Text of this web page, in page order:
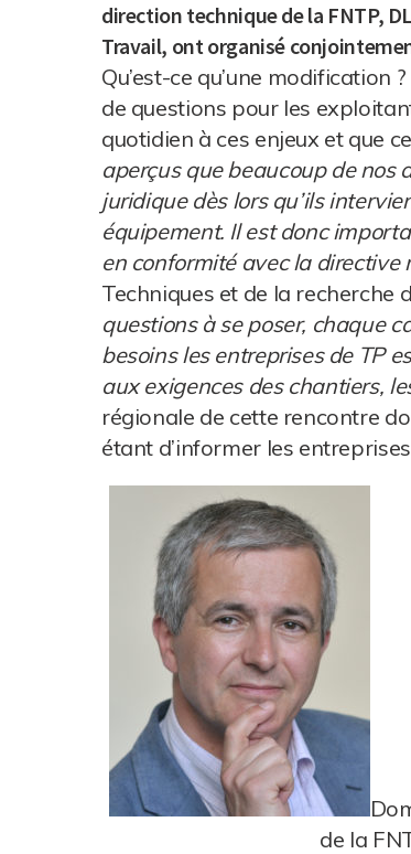
direction technique de la FNTP,
Travail, ont organisé
Qu’est-ce qu’une modification
de questions pour les
quotidien à ces enjeux et que
aperçus que beaucoup de nos
juridique dès lors qu’ils
équipement. Il est donc
en conformité avec la directive
Techniques et de la recherche
questions à se poser, chaque
besoins les entreprises de TP
aux exigences des chantiers,
régionale de cette rencontre
étant d’informer les
de la